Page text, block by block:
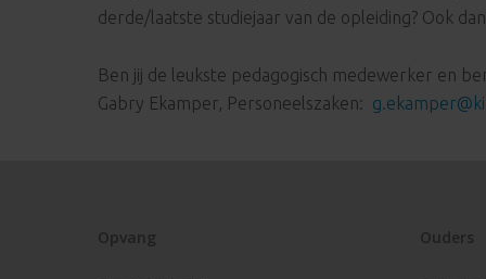
derde/laatste studiejaar van de opleiding? Ook
Ben jij de leukste pedagogisch medewerker en
Gabry Ekamper, Personeelszaken:
Opvang Ouders